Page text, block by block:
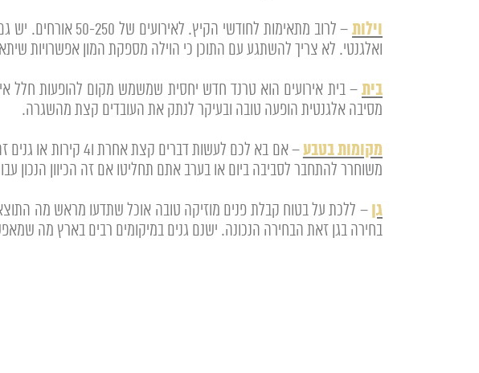
וילות
– לרוב מתאימות
ואלגנטי. לא צריך להשתגע עם התוכן כי הוילה מספקת המון אפשרויות
בית
מסיבה אלגנטית הופעה טובה ובעיקר לנתק את העובדים קצת מהשגרה.
מקומות בטבע
– אם בא לכם לעשות
משוחרר להתחבר לסביבה ביום או בערב אתם תחליטו אם זה הכיוון הנכון
גן
בחירה בגן זאת הבחירה הנכונה. ישנם גנים במיקומים רבים בארץ מה